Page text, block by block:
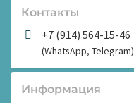
Контакты
+7 (914) 564-15-46
(WhatsApp, Telegram)
Информация